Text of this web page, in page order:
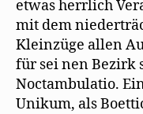
etwas herrlich
mit dem
Kleinzüge allen
für sei nen Bezirk
Noctambulatio.
Unikum, als